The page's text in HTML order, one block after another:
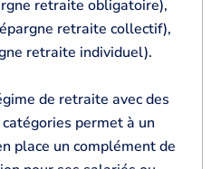
retraite obligatoire),
retraite collectif),
retraite individuel).
de retraite avec des
permet à un
place un complément de